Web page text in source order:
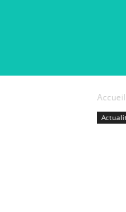
Accueil